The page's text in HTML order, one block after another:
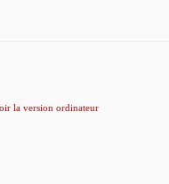
la version ordinateur